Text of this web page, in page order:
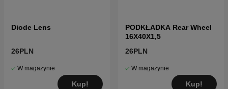
Diode Lens
26PLN
W magazynie
Kup!
PODKŁADKA Rear Wheel
16X40X1,5
26PLN
W magazynie
Kup!